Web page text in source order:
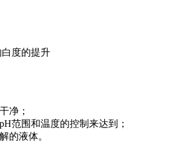
度的提升
净；
范围和温度的控制来达到；
的液体。